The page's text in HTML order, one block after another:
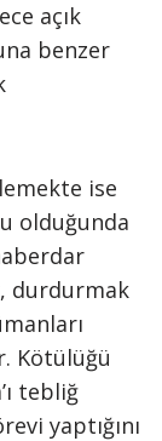
açık
benzer
ise
olduğunda
durdurmak
Kötülüğü
tebliğ
yaptığını